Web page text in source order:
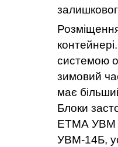
системою
зимовий
має
Блоки
ЕТМА УВМ
УВМ-14Б,